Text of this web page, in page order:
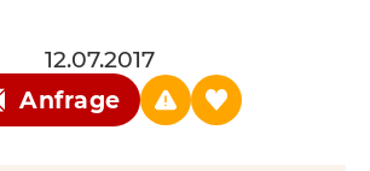
12.07.2017
Anfrage